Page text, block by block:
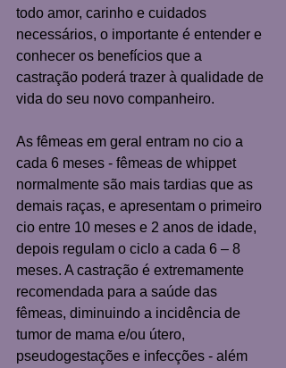
todo amor, carinho e cuidados
necessários, o importante é entender e
conhecer os benefícios que a
castração poderá trazer à qualidade de
vida do seu novo companheiro.
As fêmeas em geral entram no cio a
cada 6 meses - fêmeas de whippet
normalmente são mais tardias que as
demais raças, e apresentam o primeiro
cio entre 10 meses e 2 anos de idade,
depois regulam o ciclo a cada 6 – 8
meses. A castração é extremamente
recomendada para a saúde das
fêmeas, diminuindo a incidência de
tumor de mama e/ou útero,
pseudogestações e infecções - além